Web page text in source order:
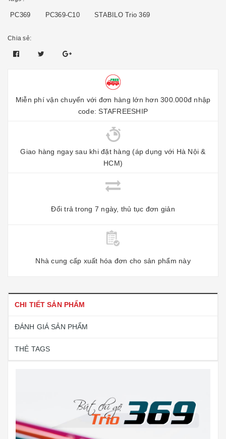
PC369 PC369-C10 STABILO Trio 369
Chia sẻ:
Miễn phí vận chuyển với đơn hàng lớn hơn 300.000đ nhập
code: STAFREESHIP
Giao hàng ngay sau khi đặt hàng (áp dụng với Hà Nội &
HCM)
Đổi trả trong 7 ngày, thủ tục đơn giản
Nhà cung cấp xuất hóa đơn cho sản phẩm này
CHI TIẾT SẢN PHẨM
ĐÁNH GIÁ SẢN PHẨM
THẺ TAGS